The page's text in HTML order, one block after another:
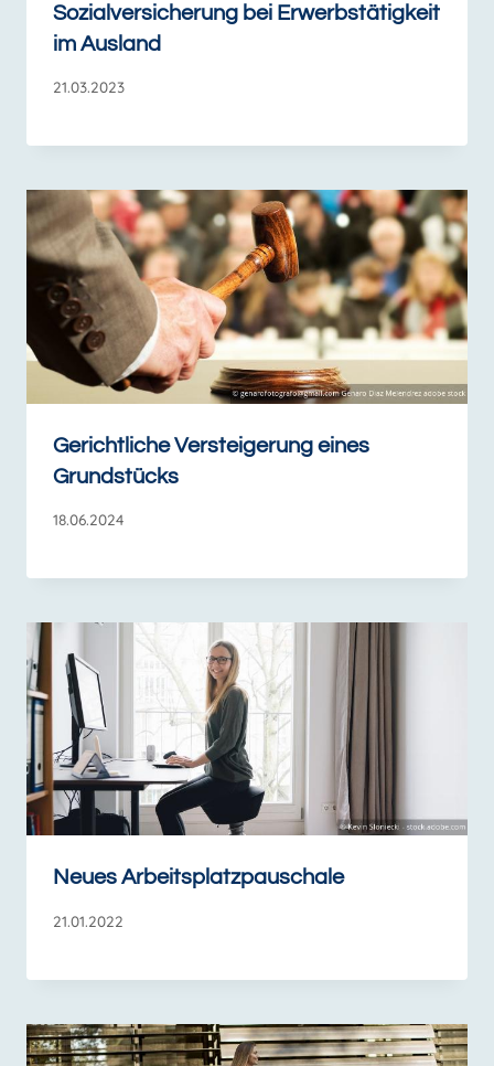
Sozialversicherung bei Erwerbstätigkeit
im Ausland
21.03.2023
Gerichtliche Versteigerung eines
Grundstücks
18.06.2024
Neues Arbeitsplatzpauschale
21.01.2022